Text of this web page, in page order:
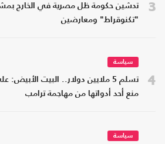
3
تدشين حكومة ظل مصرية في الخارج
"تكنوقراط" ومعارضين
4
سياسة
تسلم 5 ملايين دولار.. البيت الأبيض:
منع أحد أدواتها من مهاجمة ترامب
سياسة